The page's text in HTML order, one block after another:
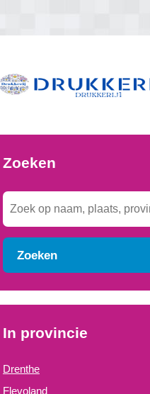
Zoeken
Zoeken
In provincie
Drenthe
Flevoland